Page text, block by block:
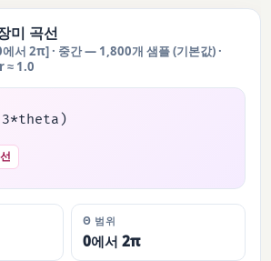
미 곡선
서 2π] · 중간 — 1,800개 샘플 (기본값) ·
≈ 1.0
Θ 범위
0에서 2π